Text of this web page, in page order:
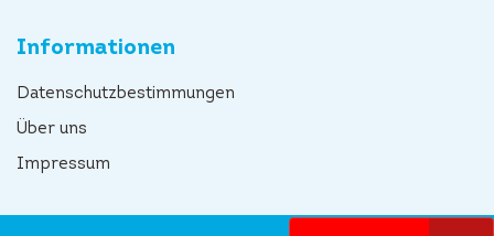
Informationen
Datenschutzbestimmungen
Über uns
Impressum